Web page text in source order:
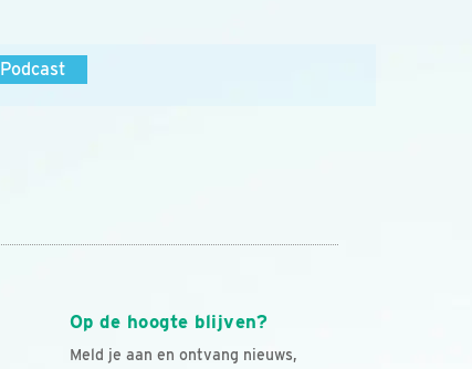
Podcast
Op de hoogte blijven?
Meld je aan en ontvang nieuws,